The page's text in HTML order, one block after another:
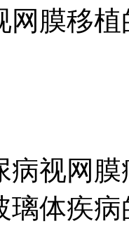
网膜移
病视网
璃体疾